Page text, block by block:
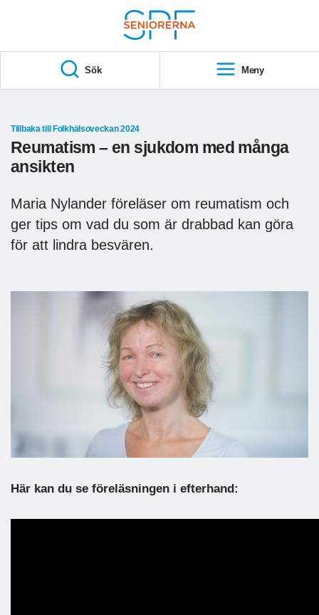
S
A
Sök Meny
Tillbaka till Folkhälsoveckan 2024
Reumatism – en sjukdom med många
ansikten
Maria Nylander föreläser om reumatism och
ger tips om vad du som är drabbad kan göra
för att lindra besvären.
Här kan du se föreläsningen i efterhand: